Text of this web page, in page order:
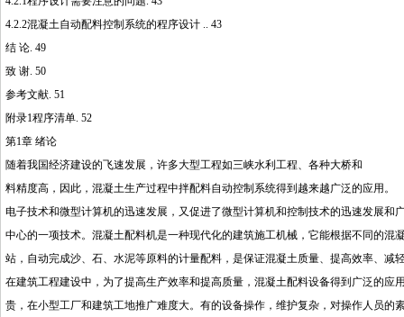
4.2.2混凝土自动配料控制系统的程序设计 .. 43
结 论. 49
致 谢. 50
参考文献. 51
附录1程序清单. 52
第1章 绪论
随着我国经济建设的飞速发展，许多大型工程如三峡水利工程、各种大桥
料精度高，因此，混凝土生产过程中拌配料自动控制系统得到越来越广泛的应用。
电子技术和微型计算机的迅速发展，又促进了微型计算机和控制技术的迅速发展
中心的一项技术。混凝土配料机是一种现代化的建筑施工机械，它能根据不同的
站，自动完成沙、石、水泥等原料的计量配料，是保证混凝土质量、提高效率、
在建筑工程建设中，为了提高生产效率和提高质量，混凝土配料设备得到广泛的
贵，在小型工厂和建筑工地推广难度大。有的设备操作，维护复杂，对操作人员